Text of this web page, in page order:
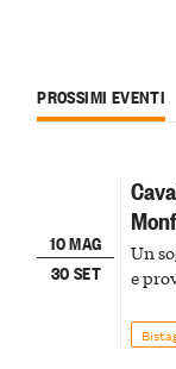
PROSSIMI EVENTI
10 MAG
30 SET
Un
e